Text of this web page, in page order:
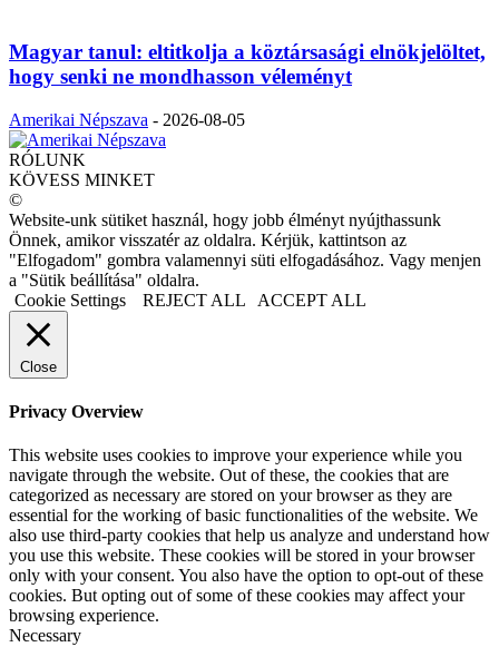
Magyar tanul: eltitkolja a köztársasági elnökjelöltet,
hogy senki ne mondhasson véleményt
Amerikai Népszava - 2026-08-05
RÓLUNK
KÖVESS MINKET
©
Website-unk sütiket használ, hogy jobb élményt nyújthassunk
Önnek, amikor visszatér az oldalra. Kérjük, kattintson az
"Elfogadom" gombra valamennyi süti elfogadásához. Vagy menjen
a "Sütik beállítása" oldalra.
Cookie Settings
REJECT ALL ACCEPT ALL
Close
Privacy Overview
This website uses cookies to improve your experience while you
navigate through the website. Out of these, the cookies that are
categorized as necessary are stored on your browser as they are
essential for the working of basic functionalities of the website. We
also use third-party cookies that help us analyze and understand how
you use this website. These cookies will be stored in your browser
only with your consent. You also have the option to opt-out of these
cookies. But opting out of some of these cookies may affect your
browsing experience.
Necessary